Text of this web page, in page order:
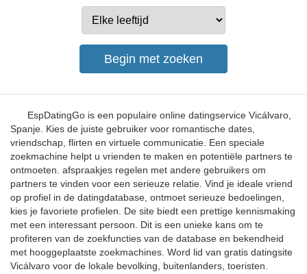
EspDatingGo is een populaire online datingservice Vicálvaro,
Spanje. Kies de juiste gebruiker voor romantische dates,
vriendschap, flirten en virtuele communicatie. Een speciale
zoekmachine helpt u vrienden te maken en potentiële partners te
ontmoeten. afspraakjes regelen met andere gebruikers om
partners te vinden voor een serieuze relatie. Vind je ideale vriend
op profiel in de datingdatabase, ontmoet serieuze bedoelingen,
kies je favoriete profielen. De site biedt een prettige kennismaking
met een interessant persoon. Dit is een unieke kans om te
profiteren van de zoekfuncties van de database en bekendheid
met hooggeplaatste zoekmachines. Word lid van gratis datingsite
Vicálvaro voor de lokale bevolking, buitenlanders, toeristen.